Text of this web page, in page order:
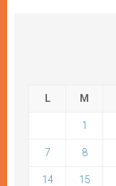
L M
1
7 8
14 15